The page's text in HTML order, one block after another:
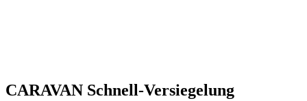
CARAVAN Schnell-Versiegelung